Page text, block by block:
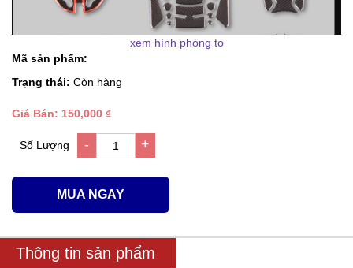
xem hình phóng to
Mã sản phẩm:
Trạng thái: Còn hàng
Giá Bán: 150,000 ₫
Số Lượng - 1 +
MUA NGAY
Thông tin sản phẩm